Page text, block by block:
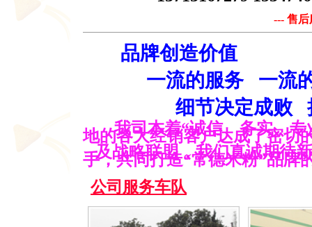
--- 售后服务
品牌创造价值
一流的服务 一流的
细节决定成败 执
我司本着“诚信、务实、
地的各大经销客户达成了密切
及战略联盟，我们真诚期待
手，共同打造“常德米粉”品牌
公司服务车队